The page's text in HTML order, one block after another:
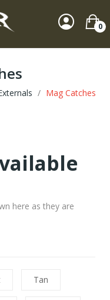
0
Mag Catches
Tan
here as they are